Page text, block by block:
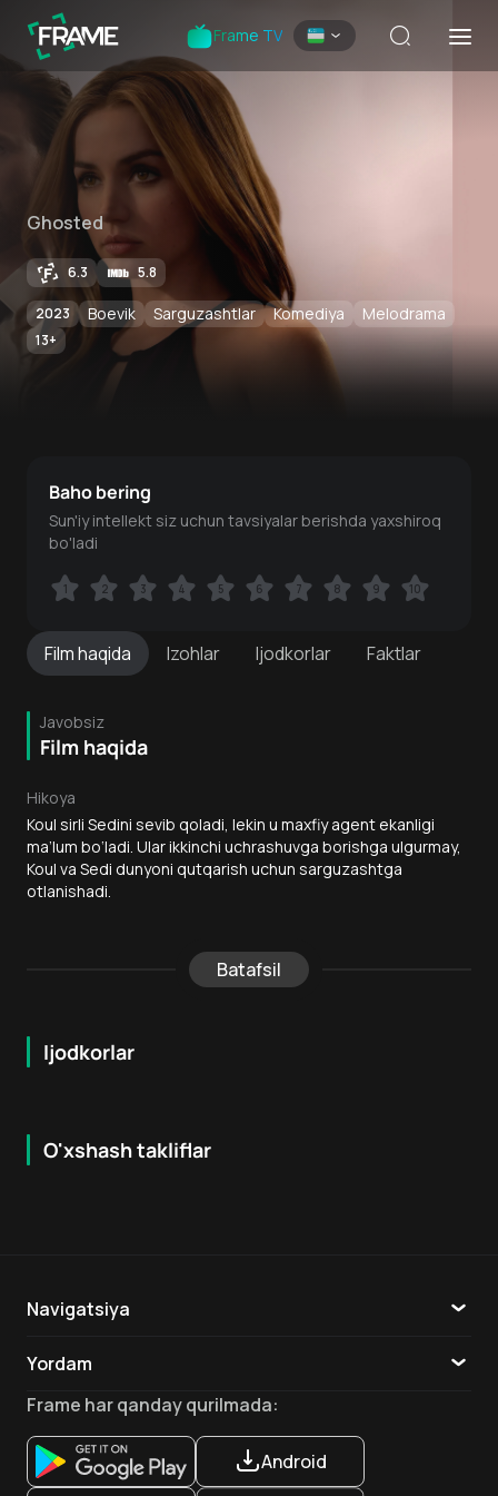
Frame TV
Ghosted
6.3 5.8
2023 Boevik Sarguzashtlar Komediya Melodrama
13+
Filmhaqida Izohlar Ijodkorlar Faktlar
Javobsiz
Film haqida
Hikoya
Koul sirli Sedini sevib qoladi, lekin u maxfiy agent ekanligi
ma’lum bo‘ladi. Ular ikkinchi uchrashuvga borishga ulgurmay,
Koul va Sedi dunyoni qutqarish uchun sarguzashtga
otlanishadi.
Batafsil
Ijodkorlar
Baho bering
Sun'iy intellekt siz uchun tavsiyalar berishda yaxshiroq
bo'ladi
1 2 3 4 5 6 7 8 9 10
1 2 3 4 5 6 7 8 9 10
O'xshash takliflar
12 + 5.8
Navigatsiya
Yordam
Aloqa
Ilovalar
Frame har qanday qurilmada:
Android